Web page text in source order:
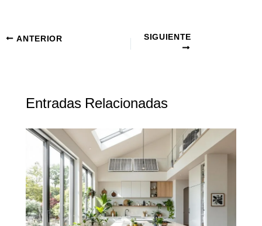
ANTERIOR SIGUIENTE
Entradas Relacionadas